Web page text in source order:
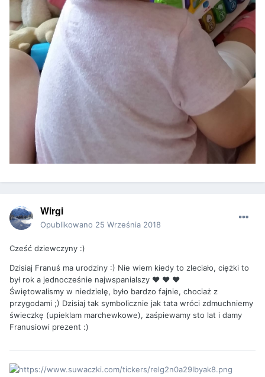
Wirgi
Opublikowano 25 Września 2018
Cześć dziewczyny :)
Dzisiaj Franuś ma urodziny :) Nie wiem kiedy to zleciało, ciężki to
był rok a jednocześnie najwspanialszy ♥ ♥ ♥
Świętowalismy w niedzielę, było bardzo fajnie, chociaż z
przygodami ;) Dzisiaj tak symbolicznie jak tata wróci zdmuchniemy
świeczkę (upieklam marchewkowe), zaśpiewamy sto lat i damy
Franusiowi prezent :)